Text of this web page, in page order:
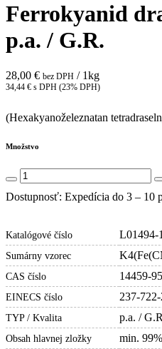
Ferrokyanid
p.a. / G.R.
28,00 € bez DPH / 1kg
34,44 € s DPH (23% DPH)
(Hexakyanoželeznatan
Množstvo
Dostupnosť: Expedícia do 3 – 10
Katalógové číslo L01494-
Sumárny vzorec
CAS číslo 14459-
EINECS číslo 237-722-
TYP / Kvalita p.a. /
Obsah hlavnej zložky min. 99%